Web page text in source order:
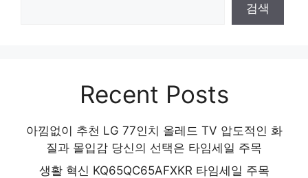
검색
Recent Posts
아낌없이 추천 LG 77인치 올레드 TV 압도적인 화
질과 몰입감 당신의 선택은 타임세일 주목
생활 혁신 KQ65QC65AFXKR 타임세일 주목